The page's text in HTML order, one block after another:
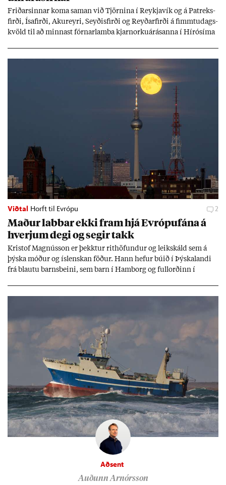
Frið­arsinn­ar koma sam­an við Tjörn­ina í Reykja­vík og á Pat­reks­
firði, Ísa­firði, Ak­ur­eyri, Seyð­is­firði og Reyð­ar­firði á fimmtu­dags­
kvöld til að minn­ast fórn­ar­lamba kjarn­orku­árás­anna í Hírósíma
Viðtal Horft til Evrópu 2
Mað­ur labb­ar ekki fram hjá Evr­ópuf­ána á
hverj­um degi og seg­ir takk
Kri­stof Magnús­son er þekkt­ur rit­höf­und­ur og leik­skáld sem á
þýska móð­ur og ís­lensk­an föð­ur. Hann hef­ur bú­ið í Þýskalandi
frá blautu barns­beini, sem barn í Ham­borg og full­orð­inn í
Aðsent
Auðunn Arnórsson